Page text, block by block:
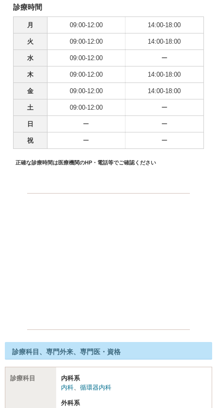
診療時間
月 09:00-12:00 14:00-18:00
火 09:00-12:00 14:00-18:00
水 09:00-12:00 ー
木 09:00-12:00 14:00-18:00
金 09:00-12:00 14:00-18:00
土 09:00-12:00 ー
日 ー ー
祝 ー ー
正確な診療時間は医療機関のHP・電話等でご確認ください
診療科目、専門外来、専門医・資格
診療科目
内科系
内科、 循環器内科
外科系